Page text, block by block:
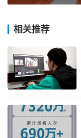
相关推荐